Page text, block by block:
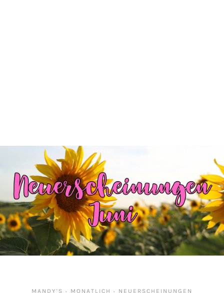
MANDY'S • MONATLICH • NEUERSCHEINUNGEN